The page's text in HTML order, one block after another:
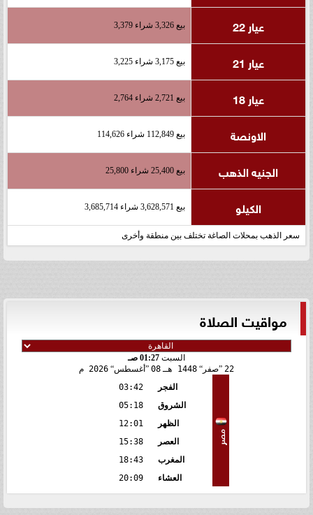
عيار 22 بيع 3,326 شراء 3,379
عيار 21 بيع 3,175 شراء 3,225
عيار 18 بيع 2,721 شراء 2,764
الاونصة بيع 112,849 شراء 114,626
الجنيه الذهب بيع 25,400 شراء 25,800
الكيلو بيع 3,628,571 شراء 3,685,714
سعر الذهب بمحلات الصاغة تختلف بين منطقة وأخرى
مواقيت الصلاة
السبت 01:27 صـ
22 صفر 1448 هـ 08 أغسطس 2026 م
مصر
الفجر
03:42
الشروق
05:18
الظهر
12:01
العصر
15:38
المغرب
18:43
العشاء
20:09